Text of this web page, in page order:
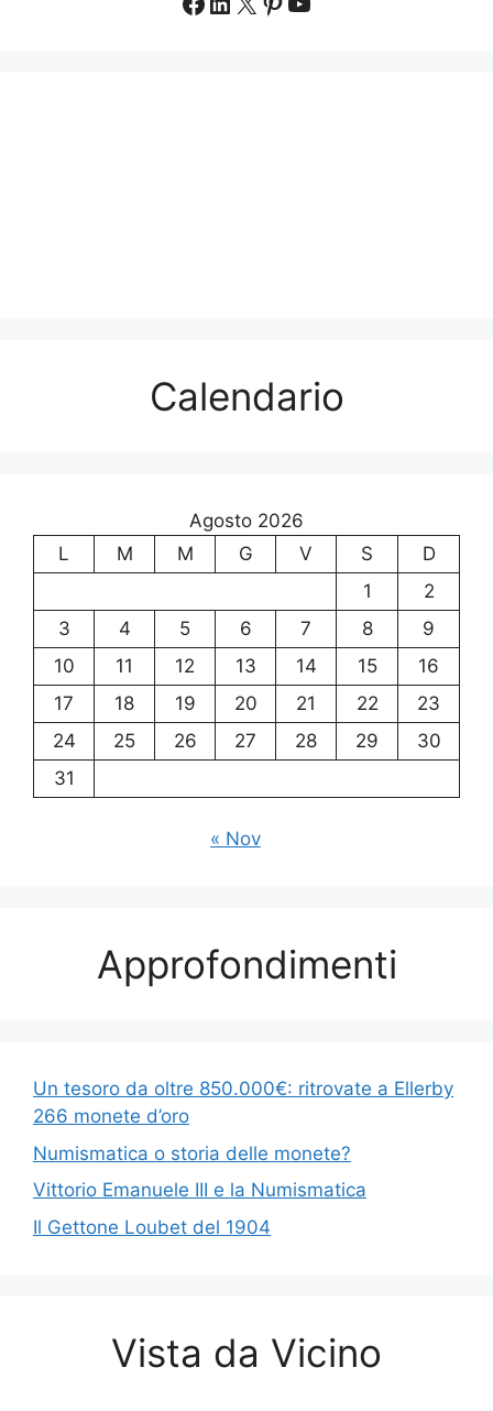
Calendario
Agosto 2026
L
M M G V S
D
1
2
3
4 5 6 7 8
9
10
11 12 13 14 15
16
17
18 19 20 21 22
23
24
25 26 27 28 29
30
31
« Nov
Approfondimenti
Un tesoro da oltre 850.000€: ritrovate a Ellerby
266 monete d’oro
Numismatica o storia delle monete?
Vittorio Emanuele III e la Numismatica
Il Gettone Loubet del 1904
Vista da Vicino